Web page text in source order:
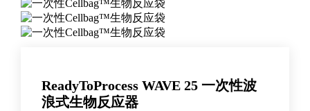
ReadyToProcess WAVE 25 一次性波
浪式生物反应器